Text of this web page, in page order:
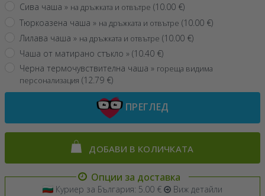
Сива чаша » на дръжката и отвътре (10.00 €)
Тюркоазена чаша » на дръжката и отвътре (10.00 €)
Лилава чаша » на дръжката и отвътре (10.00 €)
Чаша от матирано стъкло » (10.40 €)
Черна термочувствителна чаша » гореща видима
персонализация (12.79 €)
ПРЕГЛЕД
ДОБАВИ В КОЛИЧКАТА
Опции за доставка
Куриер за България: 5.00 € Виж детайли